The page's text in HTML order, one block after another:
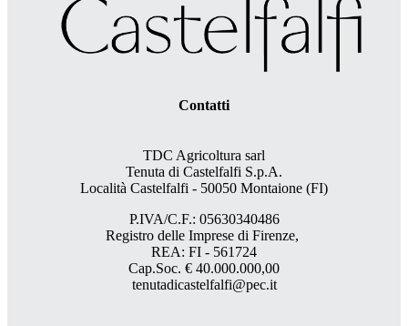
Contatti
TDC Agricoltura sarl
Tenuta di Castelfalfi S.p.A.
Località Castelfalfi - 50050 Montaione (FI)
P.IVA/C.F.: 05630340486
Registro delle Imprese di Firenze,
REA: FI - 561724
Cap.Soc. € 40.000.000,00
tenutadicastelfalfi@pec.it